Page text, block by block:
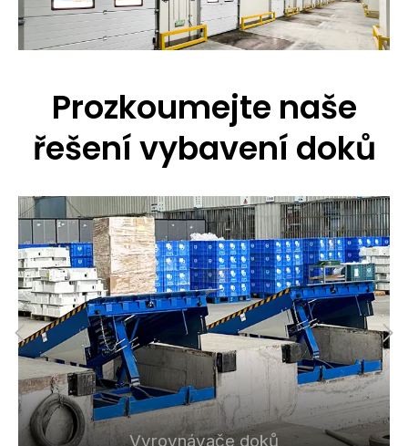
Prozkoumejte naše
řešení vybavení doků
Vyrovnávače doků